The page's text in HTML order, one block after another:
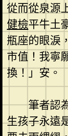
從而從泉源
健檢平牛土
瓶座的眼淚
市值！我寧
換！」安。
筆者認
生孩子永遠